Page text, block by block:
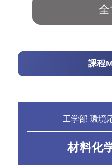
全
課程
工学部 環境
材料化